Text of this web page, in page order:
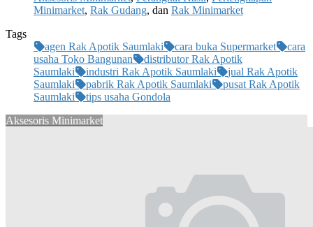
Minimarket, Rak Gudang, dan Rak Minimarket
Tags
agen Rak Apotik Saumlaki
cara buka Supermarket
cara
usaha Toko Bangunan
distributor Rak Apotik
Saumlaki
industri Rak Apotik Saumlaki
jual Rak Apotik
Saumlaki
pabrik Rak Apotik Saumlaki
pusat Rak Apotik
Saumlaki
tips usaha Gondola
Aksesoris Minimarket